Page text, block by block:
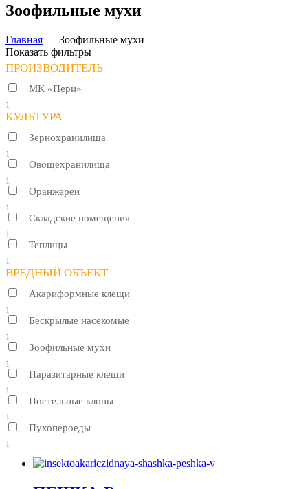
Зоофильные мухи
Главная — Зоофильные мухи
Показать фильтры
ПРОИЗВОДИТЕЛЬ
МК «Пери»
1
КУЛЬТУРА
Зернохранилища
1
Овощехранилища
1
Оранжереи
1
Складские помещения
1
Теплицы
1
ВРЕДНЫЙ ОБЪЕКТ
Акариформные клещи
1
Бескрылые насекомые
1
Зоофильные мухи
1
Паразитарные клещи
1
Постельные клопы
1
Пухопероеды
1